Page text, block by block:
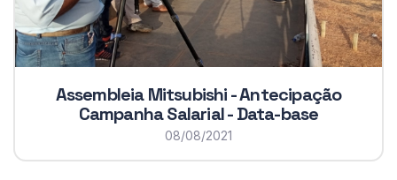
Assembleia Mitsubishi - Antecipação
Campanha Salarial - Data-base
08/08/2021